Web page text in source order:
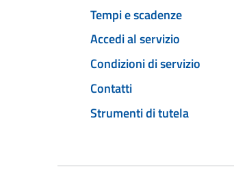
Tempi e scadenze
Accedi al servizio
Condizioni di servizio
Contatti
Strumenti di tutela